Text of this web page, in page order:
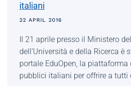
italiani
22 APRIL 2016
Il 21 aprile presso il Ministero
dell’Università e della Ricerca è
portale EduOpen, la piattaforma
pubblici italiani per offrire a tutti